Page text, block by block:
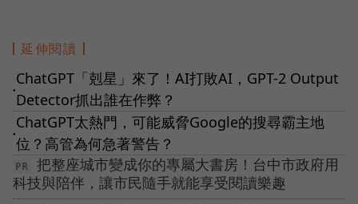
延伸閱讀
●
ChatGPT「剋星」來了！AI打敗AI，GPT-2 Output
Detector抓出誰在作弊？
●
ChatGPT太熱門，可能威脅Google的搜尋霸主地
位？高管為何急著警告？
把整座城市變成你的專屬大書房！台中市政府用
科技與陪伴，讓市民隨手就能享受閱讀樂趣